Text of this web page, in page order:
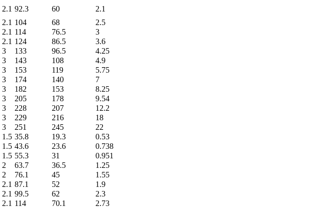
2.1 92.3 60
2.1
2.1 104 68
2.5
2.1 114 76.5
3
2.1 124 86.5
3.6
3 133 96.5
4.25
3 143 108
4.9
3 153 119
5.75
3 174 140
7
3 182 153
8.25
3 205 178
9.54
3 228 207
12.2
3 229 216
18
3 251 245
22
1.5 35.8 19.3
0.53
1.5 43.6 23.6
0.738
1.5 55.3 31
0.951
2 63.7 36.5
1.25
2 76.1 45
1.55
2.1 87.1 52
1.9
2.1 99.5 62
2.3
2.1 114 70.1
2.73